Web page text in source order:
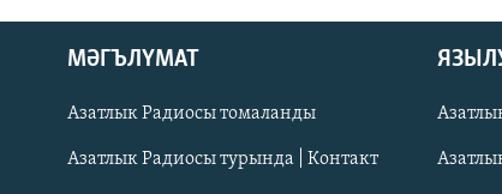
ӘЙДӘ ONLINE
БЕЗГӘ КУШЫЛЫГЫЗ!
МӘГЪЛҮМАТ
Азатлык Радиосы томаланды
Азатлык Радиосы турында | Контакт